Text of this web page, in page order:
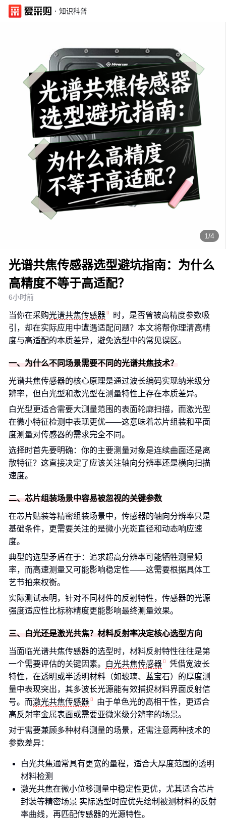
· 知识科普
1/4
光谱共焦传感器选型避坑指南：为什么
高精度不等于高适配？
6小时前
当你在采购光谱共焦传感器
时，是否曾被高精度参数吸
引，却在实际应用中遭遇适配问题？本文将帮你理清高精
度与高适配的本质差异，避免选型中的常见误区。
一、为什么不同场景需要不同的光谱共焦技术？
光谱共焦传感器的核心原理是通过波长编码实现纳米级分
辨率，但白光型和激光型在测量特性上存在本质差异。
白光型更适合需要大测量范围的表面轮廓扫描，而激光型
在微小特征检测中表现更优——这意味着芯片组装和平面
度测量对传感器的需求完全不同。
选择时首先要明确：你的主要测量对象是连续曲面还是离
散特征？这直接决定了应该关注轴向分辨率还是横向扫描
速度。
二、芯片组装场景中容易被忽视的关键参数
在芯片贴装等精密组装场景中，传感器的轴向分辨率只是
基础条件，更需要关注的是微小光斑直径和动态响应速
度。
典型的选型矛盾在于：追求超高分辨率可能牺牲测量频
率，而高速测量又可能影响稳定性——这需要根据具体工
艺节拍来权衡。
实际测试表明，针对不同材件的反射特性，传感器的光源
强度适应性比标称精度更能影响最终测量效果。
三、白光还是激光共焦？材料反射率决定核心选型方向
当面临光谱共焦传感器的选型时，材料反射特性往往是第
一个需要评估的关键因素。
白光共焦传感器
凭借宽波长
特性，在透明或半透明材料（如玻璃、蓝宝石）的厚度测
量中表现突出，其多波长光源能有效捕捉材料界面反射信
号。而激光共焦传感器
由于单色光的高相干性，更适合
高反射率金属表面或需要亚微米级分辨率的场景。
对于需要兼顾多种材料测量的场景，还需注意两种技术的
参数差异：
白光共焦通常具有更宽的量程，适合大厚度范围的透明
材料检测
激光共焦在微小位移测量中稳定性更优，尤其适合芯片
封装等精密场景 实际选型时应优先绘制被测材料的反射
率曲线，再匹配传感器的光源特性。